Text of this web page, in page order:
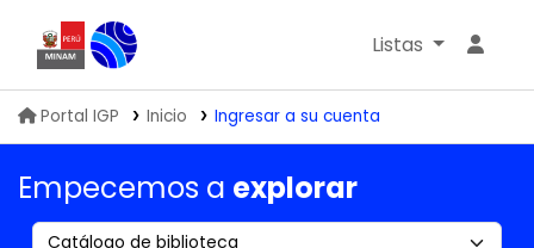
Biblioteca IGP
Listas
Portal IGP Inicio Ingresar a su cuenta
Empecemos a explorar